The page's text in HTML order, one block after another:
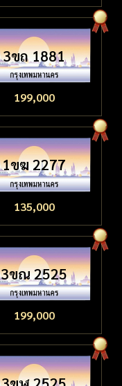
3ขถ 1881
199,000
1ขฆ 2277
135,000
3ขณ 2525
199,000